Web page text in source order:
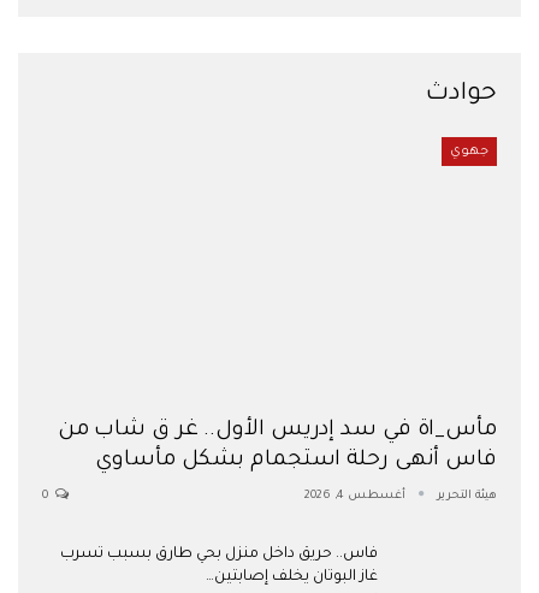
حوادث
جهوي
مأس_اة في سد إدريس الأول.. غر ق شاب من
فاس أنهى رحلة استجمام بشكل مأساوي
هيئة التحرير أغسطس 4, 2026
فاس.. حريق داخل منزل بحي طارق بسبب تسرب
غاز البوتان يخلف إصابتين…